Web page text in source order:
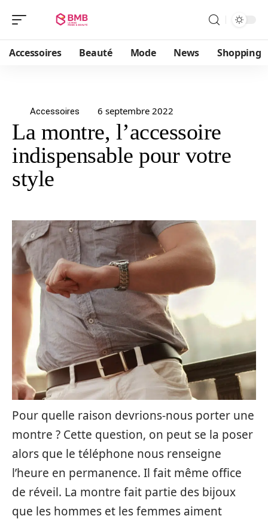
Accessoires Beauté Mode News Shopping
Accessoires 6 septembre 2022
La montre, l’accessoire
indispensable pour votre
style
Pour quelle raison devrions-nous porter une
montre ? Cette question, on peut se la poser
alors que le téléphone nous renseigne
l’heure en permanence. Il fait même office
de réveil. La montre fait partie des bijoux
que les hommes et les femmes aiment